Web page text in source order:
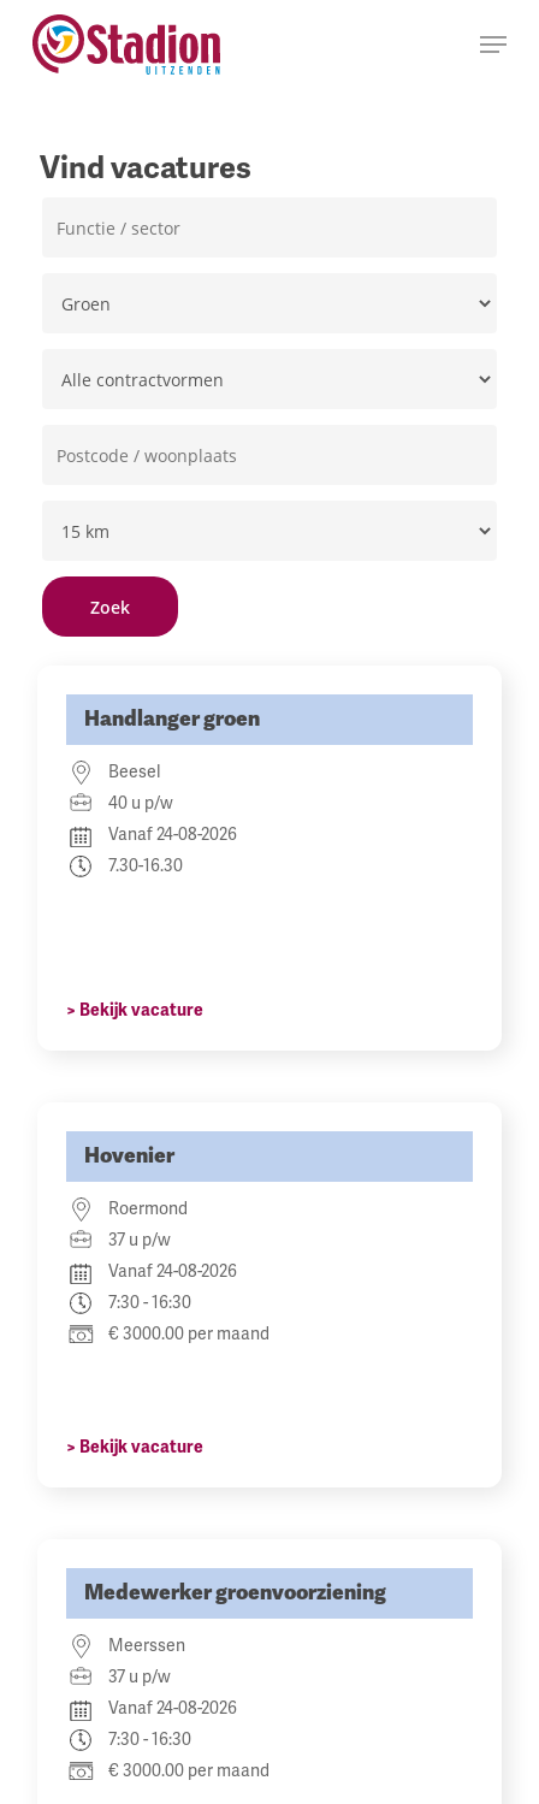
naar
hoofdinhoud
Menu
Vind vacatures
Handlanger groen
Beesel
40 u p/w
Vanaf 24-08-2026
7.30-16.30
> Bekijk vacature
Hovenier
Roermond
37 u p/w
Vanaf 24-08-2026
7:30 - 16:30
€ 3000.00 per maand
> Bekijk vacature
Medewerker groenvoorziening
Meerssen
37 u p/w
Vanaf 24-08-2026
7:30 - 16:30
€ 3000.00 per maand